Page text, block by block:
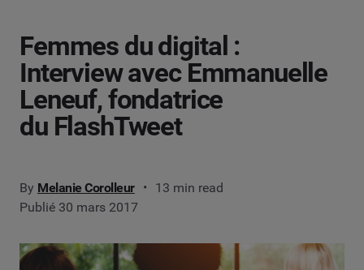
Femmes du digital :
Interview avec Emmanuelle
Leneuf, fondatrice
du FlashTweet
By Melanie Corolleur
13 min read
Publié 30 mars 2017